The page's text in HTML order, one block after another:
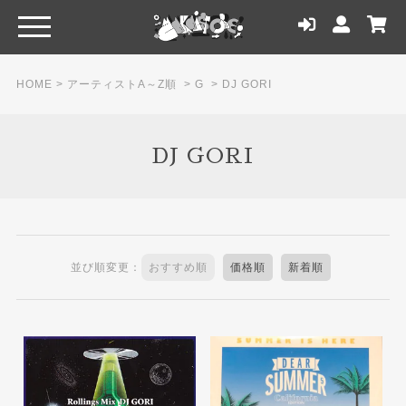
HOME > アーティストA～Z順 > G > DJ GORI
DJ GORI
並び順変更： おすすめ順 価格順 新着順